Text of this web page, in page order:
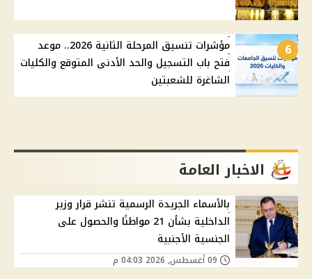
6
مؤشرات تنسيق المرحلة الثانية 2026.. موعد
فتح باب التسجيل والحد الأدنى المتوقع والكليات
الشاغرة للشعبتين
الاخبار العامة
بالأسماء الجريدة الرسمية تنشر قرار وزير
الداخلية بشأن 21 مواطنًا والحصول على
الجنسية الأجنبية